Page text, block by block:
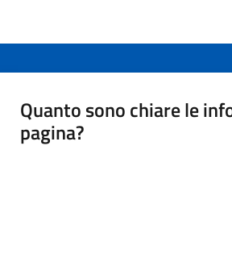
Quanto sono chiare le
pagina?